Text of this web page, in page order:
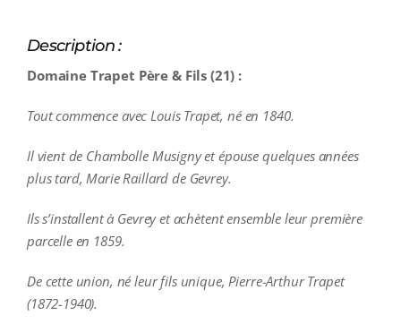
Description :
Domaine Trapet Père & Fils (21) :
Tout commence avec Louis Trapet, né en 1840.
Il vient de Chambolle Musigny et épouse quelques années
plus tard, Marie Raillard de Gevrey.
Ils s’installent à Gevrey et achètent ensemble leur première
parcelle en 1859.
De cette union, né leur fils unique, Pierre-Arthur Trapet
(1872-1940).